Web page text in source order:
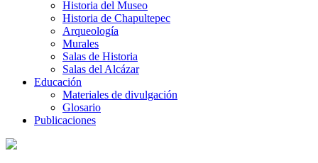
Historia del Museo
Historia de Chapultepec
Arqueología
Murales
Salas de Historia
Salas del Alcázar
Educación
Materiales de divulgación
Glosario
Publicaciones